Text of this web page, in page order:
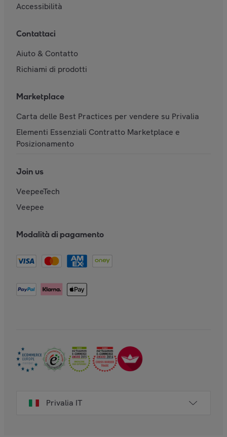
Accessibilità
Contattaci
Aiuto & Contatto
Richiami di prodotti
Marketplace
Carta delle Best Practices per vendere su Privalia
Elementi Essenziali Contratto Marketplace e
Posizionamento
Join us
VeepeeTech
Veepee
Modalità di pagamento
Privalia IT